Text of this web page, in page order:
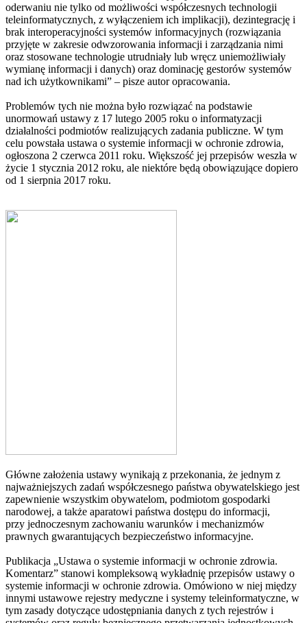
oderwaniu nie tylko od możliwości współczesnych technologii
teleinformatycznych, z wyłączeniem ich implikacji), dezintegrację i
brak interoperacyjności systemów informacyjnych (rozwiązania
przyjęte w zakresie odwzorowania informacji i zarządzania nimi
oraz stosowane technologie utrudniały lub wręcz uniemożliwiały
wymianę informacji i danych) oraz dominację gestorów systemów
nad ich użytkownikami” – pisze autor opracowania.
Problemów tych nie można było rozwiązać na podstawie
unormowań ustawy z 17 lutego 2005 roku o informatyzacji
działalności podmiotów realizujących zadania publiczne. W tym
celu powstała ustawa o systemie informacji w ochronie zdrowia,
ogłoszona 2 czerwca 2011 roku. Większość jej przepisów weszła w
życie 1 stycznia 2012 roku, ale niektóre będą obowiązujące dopiero
od 1 sierpnia 2017 roku.
Główne założenia ustawy wynikają z przekonania, że jednym z
najważniejszych zadań współczesnego państwa obywatelskiego jest
zapewnienie wszystkim obywatelom, podmiotom gospodarki
narodowej, a także aparatowi państwa dostępu do informacji,
przy jednoczesnym zachowaniu warunków i mechanizmów
prawnych gwarantujących bezpieczeństwo informacyjne.
Publikacja „Ustawa o systemie informacji w ochronie zdrowia.
Komentarz” stanowi kompleksową wykładnię przepisów ustawy o
systemie informacji w ochronie zdrowia. Omówiono w niej między
innymi ustawowe rejestry medyczne i systemy teleinformatyczne, w
tym zasady dotyczące udostępniania danych z tych rejestrów i